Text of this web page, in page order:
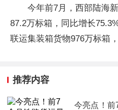
今年前7月，西部陆海
87.2万标箱，同比增长
联运集装箱货物976万标箱
推荐内容
今亮点！前